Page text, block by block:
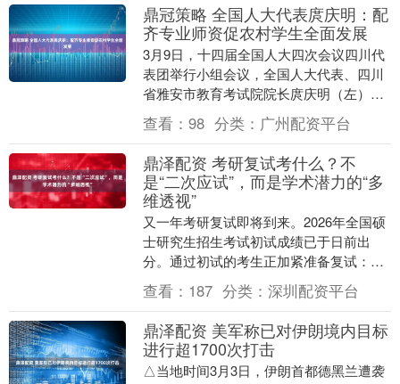
鼎冠策略 全国人大代表庹庆明：配
齐专业师资促农村学生全面发展
3月9日，十四届全国人大四次会议四川代
表团举行小组会议，全国人大代表、四川
省雅安市教育考试院院长庹庆明（左）同
全国人大代表王丽，围绕教育话题进行交
流。 今年两会....
查看： 98 分类： 广州配资平台
鼎泽配资 考研复试考什么？不
是“二次应试”，而是学术潜力的“多
维透视”
又一年考研复试即将到来。2026年全国硕
士研究生招生考试初试成绩已于日前出
分。通过初试的考生正加紧准备复试：他
们或埋头复习专业理论，或对着镜子一遍
遍模拟英语面试....
查看： 187 分类： 深圳配资平台
鼎泽配资 美军称已对伊朗境内目标
进行超1700次打击
△当地时间3月3日，伊朗首都德黑兰遭袭